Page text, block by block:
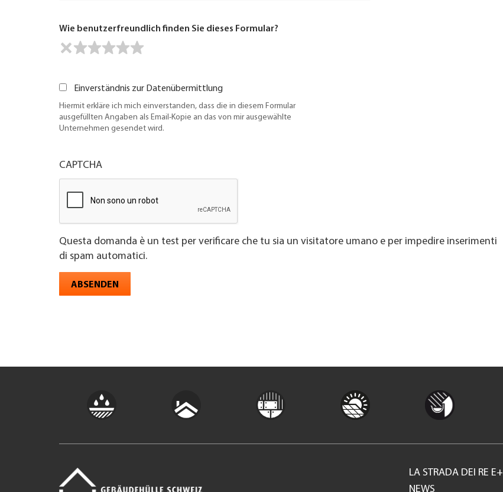
Wie benutzerfreundlich finden Sie dieses Formular?
Einverständnis zur Datenübermittlung
Hiermit erkläre ich mich einverstanden, dass die in diesem Formular
ausgefüllten Angaben als Email-Kopie an das von mir ausgewählte
Unternehmen gesendet wird.
CAPTCHA
Questa domanda è un test per verificare che tu sia un visitatore umano e per impedire inserimenti
di spam automatici.
ABSENDEN
Footer
LA STRADA DEI RE E+
NEWS